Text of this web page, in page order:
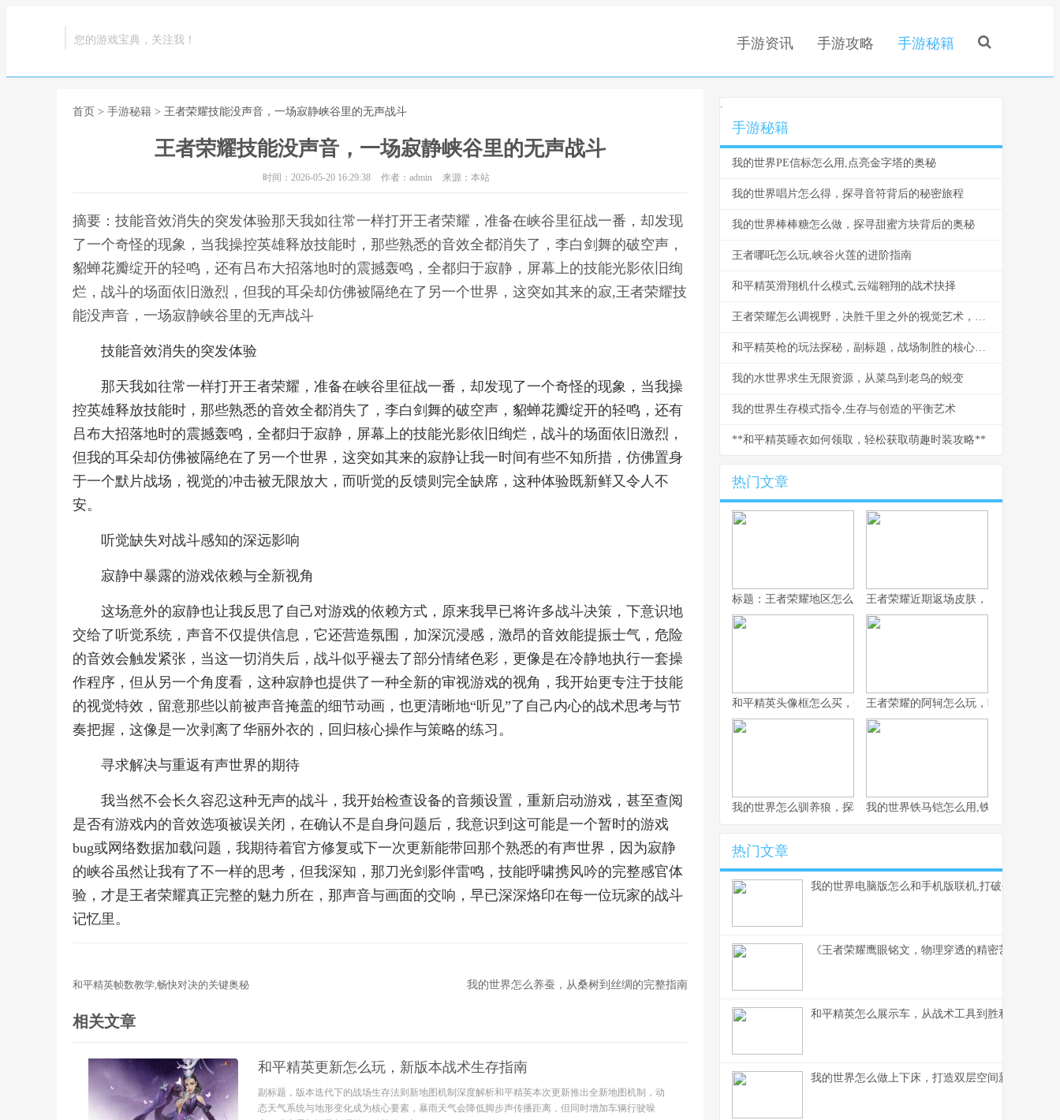
您的游戏宝典，关注我！ 手游资讯 手游攻略 手游秘籍
首页 > 手游秘籍 > 王者荣耀技能没声音，一场寂静峡谷里的无声战斗
王者荣耀技能没声音，一场寂静峡谷里的无声战斗
时间：2026-05-20 16:29:38 作者：admin 来源：本站
摘要：技能音效消失的突发体验那天我如往常一样打开王者荣耀，准备在峡谷里征战一番，却发现
了一个奇怪的现象，当我操控英雄释放技能时，那些熟悉的音效全都消失了，李白剑舞的破空声，
貂蝉花瓣绽开的轻鸣，还有吕布大招落地时的震撼轰鸣，全都归于寂静，屏幕上的技能光影依旧绚
烂，战斗的场面依旧激烈，但我的耳朵却仿佛被隔绝在了另一个世界，这突如其来的寂,王者荣耀技
能没声音，一场寂静峡谷里的无声战斗
技能音效消失的突发体验
那天我如往常一样打开王者荣耀，准备在峡谷里征战一番，却发现了一个奇怪的现象，当我操
控英雄释放技能时，那些熟悉的音效全都消失了，李白剑舞的破空声，貂蝉花瓣绽开的轻鸣，还有
吕布大招落地时的震撼轰鸣，全都归于寂静，屏幕上的技能光影依旧绚烂，战斗的场面依旧激烈，
但我的耳朵却仿佛被隔绝在了另一个世界，这突如其来的寂静让我一时间有些不知所措，仿佛置身
于一个默片战场，视觉的冲击被无限放大，而听觉的反馈则完全缺席，这种体验既新鲜又令人不
安。
听觉缺失对战斗感知的深远影响
寂静中暴露的游戏依赖与全新视角
这场意外的寂静也让我反思了自己对游戏的依赖方式，原来我早已将许多战斗决策，下意识地
交给了听觉系统，声音不仅提供信息，它还营造氛围，加深沉浸感，激昂的音效能提振士气，危险
的音效会触发紧张，当这一切消失后，战斗似乎褪去了部分情绪色彩，更像是在冷静地执行一套操
作程序，但从另一个角度看，这种寂静也提供了一种全新的审视游戏的视角，我开始更专注于技能
的视觉特效，留意那些以前被声音掩盖的细节动画，也更清晰地“听见”了自己内心的战术思考与节
奏把握，这像是一次剥离了华丽外衣的，回归核心操作与策略的练习。
寻求解决与重返有声世界的期待
我当然不会长久容忍这种无声的战斗，我开始检查设备的音频设置，重新启动游戏，甚至查阅
是否有游戏内的音效选项被误关闭，在确认不是自身问题后，我意识到这可能是一个暂时的游戏
bug或网络数据加载问题，我期待着官方修复或下一次更新能带回那个熟悉的有声世界，因为寂静
的峡谷虽然让我有了不一样的思考，但我深知，那刀光剑影伴雷鸣，技能呼啸携风吟的完整感官体
验，才是王者荣耀真正完整的魅力所在，那声音与画面的交响，早已深深烙印在每一位玩家的战斗
记忆里。
和平精英帧数教学,畅快对决的关键奥秘 我的世界怎么养蚕，从桑树到丝绸的完整指南
相关文章
和平精英更新怎么玩，新版本战术生存指南
副标题，版本迭代下的战场生存法则新地图机制深度解析和平精英本次更新推出全新地图机制，动
态天气系统与地形变化成为核心要素，暴雨天气会降低脚步声传播距离，但同时增加车辆行驶噪
.
手游秘籍
我的世界PE信标怎么用,点亮金字塔的奥秘
我的世界唱片怎么得，探寻音符背后的秘密旅程
我的世界棒棒糖怎么做，探寻甜蜜方块背后的奥秘
王者哪吒怎么玩,峡谷火莲的进阶指南
和平精英滑翔机什么模式,云端翱翔的战术抉择
王者荣耀怎么调视野，决胜千里之外的视觉艺术，副标题，掌控全局的秘密钥匙
和平精英枪的玩法探秘，副标题，战场制胜的核心法则
我的水世界求生无限资源，从菜鸟到老鸟的蜕变
我的世界生存模式指令,生存与创造的平衡艺术
**和平精英睡衣如何领取，轻松获取萌趣时装攻略**
热门文章
标题：王者荣耀地区怎么改，资深玩家手把手教你
王者荣耀近期返场皮肤，旧梦重燃的
和平精英头像框怎么买，一份资深玩家的选购指南，副标题，从获
王者荣耀的阿轲怎么玩，暗影刀锋的狩
我的世界怎么驯养狼，探秘荒野伙伴驯服之道我的世界铁马铠怎么用,铁骑驰骋的终极
热门文章
我的世界电脑版怎么和手机版联机,打破平台壁垒的
《王者荣耀鹰眼铭文，物理穿透的精密艺术》副
和平精英怎么展示车，从战术工具到胜利符号的蜕
我的世界怎么做上下床，打造双层空间新美学